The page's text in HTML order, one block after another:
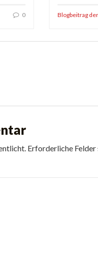
0 Blogbeitrag
Erforderliche Felder